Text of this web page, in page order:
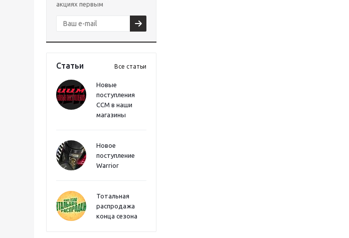
акциях первым
Статьи Все статьи
Новые
поступления
CCM в наши
магазины
Новое
поступление
Warrior
Тотальная
распродажа
конца сезона